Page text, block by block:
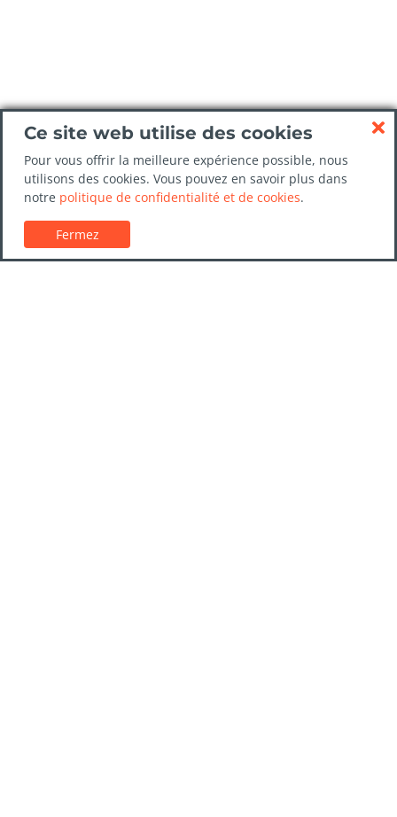
Ce site web utilise des cookies
Pour vous offrir la meilleure expérience possible, nous
utilisons des cookies. Vous pouvez en savoir plus dans
notre politique de confidentialité et de cookies.
Fermez